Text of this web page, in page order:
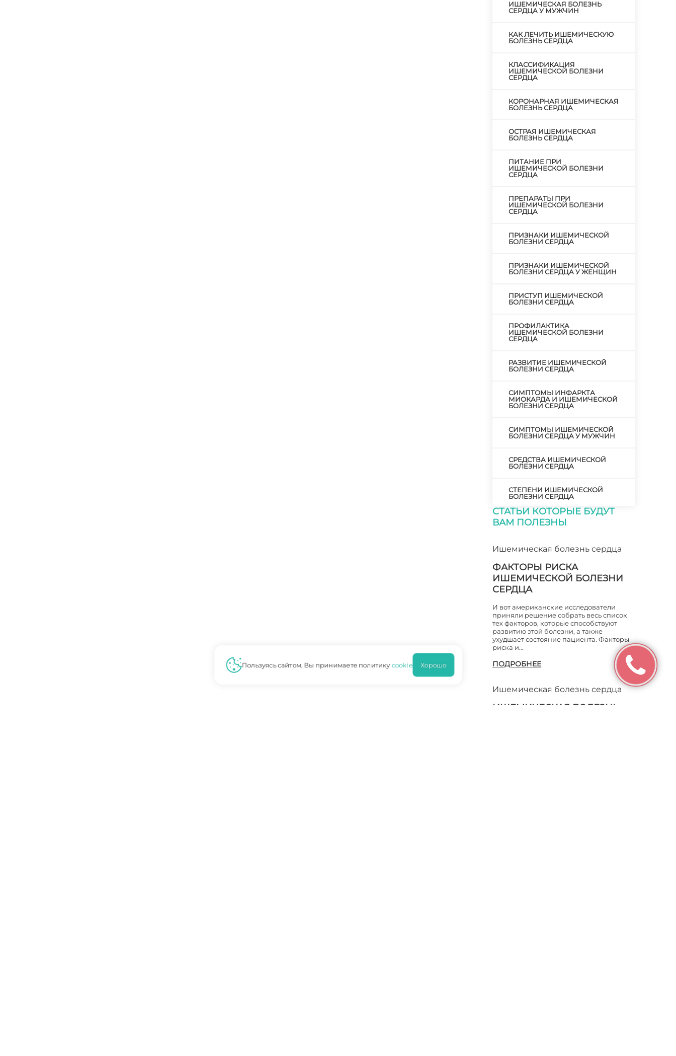
ИШЕМИЧЕСКАЯ БОЛЕЗНЬ
СЕРДЦА У МУЖЧИН
КАК ЛЕЧИТЬ ИШЕМИЧЕСКУЮ
БОЛЕЗНЬ СЕРДЦА
КЛАССИФИКАЦИЯ
ИШЕМИЧЕСКОЙ БОЛЕЗНИ
СЕРДЦА
КОРОНАРНАЯ ИШЕМИЧЕСКАЯ
БОЛЕЗНЬ СЕРДЦА
ОСТРАЯ ИШЕМИЧЕСКАЯ
БОЛЕЗНЬ СЕРДЦА
ПИТАНИЕ ПРИ
ИШЕМИЧЕСКОЙ БОЛЕЗНИ
СЕРДЦА
ПРЕПАРАТЫ ПРИ
ИШЕМИЧЕСКОЙ БОЛЕЗНИ
СЕРДЦА
ПРИЗНАКИ ИШЕМИЧЕСКОЙ
БОЛЕЗНИ СЕРДЦА
ПРИЗНАКИ ИШЕМИЧЕСКОЙ
БОЛЕЗНИ СЕРДЦА У ЖЕНЩИН
ПРИСТУП ИШЕМИЧЕСКОЙ
БОЛЕЗНИ СЕРДЦА
ПРОФИЛАКТИКА
ИШЕМИЧЕСКОЙ БОЛЕЗНИ
СЕРДЦА
РАЗВИТИЕ ИШЕМИЧЕСКОЙ
БОЛЕЗНИ СЕРДЦА
СИМПТОМЫ ИНФАРКТА
МИОКАРДА И ИШЕМИЧЕСКОЙ
БОЛЕЗНИ СЕРДЦА
СИМПТОМЫ ИШЕМИЧЕСКОЙ
БОЛЕЗНИ СЕРДЦА У МУЖЧИН
СРЕДСТВА ИШЕМИЧЕСКОЙ
БОЛЕЗНИ СЕРДЦА
СТЕПЕНИ ИШЕМИЧЕСКОЙ
БОЛЕЗНИ СЕРДЦА
ФАКТОРЫ РИСКА
ИШЕМИЧЕСКОЙ БОЛЕЗНИ
БОЛЕЗНИ СЕРДЦА
ХИРУРГИЧЕСКОЕ ЛЕЧЕНИЕ
ИШЕМИЧЕСКОЙ БОЛЕЗНИ
ХРОНИЧЕСКАЯ
ИШЕМИЧЕСКАЯ БОЛЕЗНЬ
СЕРДЦА
ЧЕМ ОПАСНА ИШЕМИЧЕСКАЯ
БОЛЕЗНЬ СЕРДЦА
СТАТЬИ КОТОРЫЕ БУДУТ
ВАМ ПОЛЕЗНЫ
Ишемическая болезнь сердца
ФАКТОРЫ РИСКА
ИШЕМИЧЕСКОЙ БОЛЕЗНИ
СЕРДЦА
И вот американские исследователи
приняли решение собрать весь список
тех факторов, которые способствуют
развитию этой болезни, а также
ухудшает состояние пациента. Факторы
риска и…
ПОДРОБНЕЕ
Ишемическая болезнь сердца
ИШЕМИЧЕСКАЯ БОЛЕЗНЬ
Пользуясь сайтом, Вы принимаете политикуcookie Хорошо